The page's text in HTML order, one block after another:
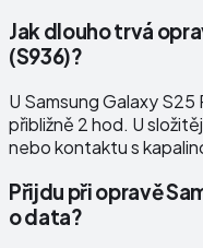
Jak dlouho trvá
(S936)?
U Samsung Galaxy
přibližně 2 hod. U
nebo kontaktu s
Přijdu při opravě
o data?